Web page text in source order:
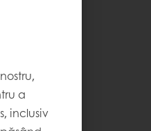
a
inclusiv